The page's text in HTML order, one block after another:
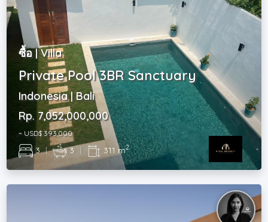
ซื้อ | Villa
Private Pool 3BR Sanctuary
Indonesia | Bali
Rp. 7,052,000,000
~ USD$ 393,000
3 | 3 | 311 m2